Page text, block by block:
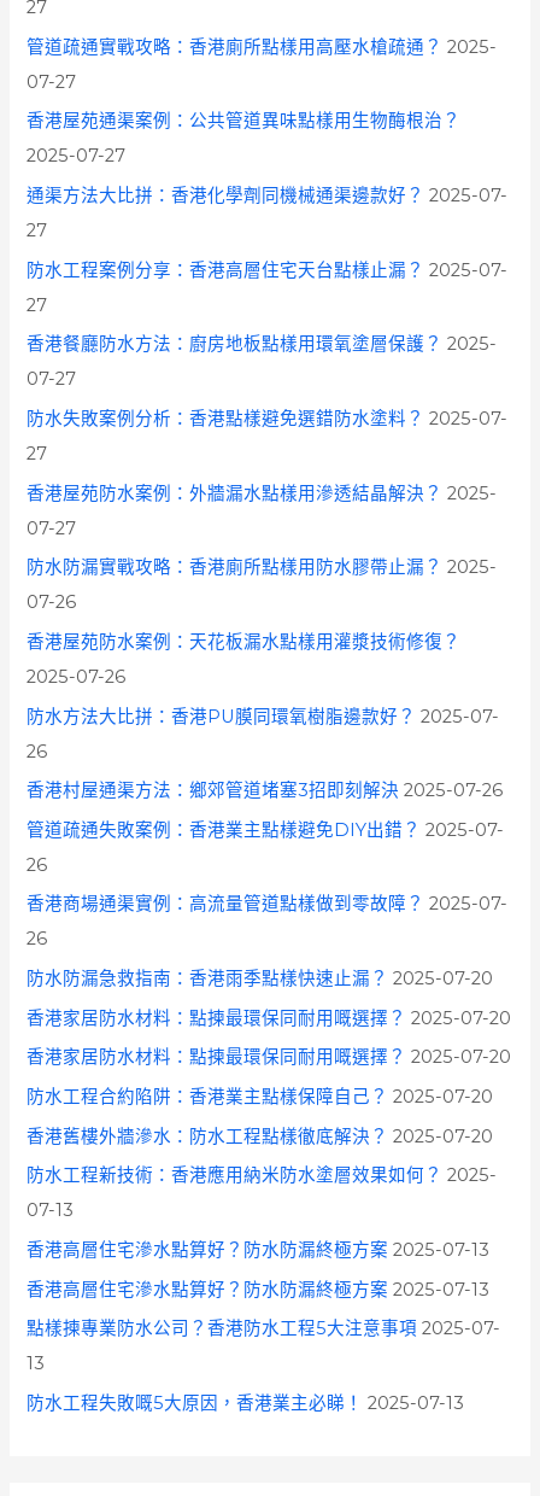
27
管道疏通實戰攻略：香港廁所點樣用高壓水槍疏通？ 2025-
07-27
香港屋苑通渠案例：公共管道異味點樣用生物酶根治？
2025-07-27
通渠方法大比拼：香港化學劑同機械通渠邊款好？ 2025-07-
27
防水工程案例分享：香港高層住宅天台點樣止漏？ 2025-07-
27
香港餐廳防水方法：廚房地板點樣用環氧塗層保護？ 2025-
07-27
防水失敗案例分析：香港點樣避免選錯防水塗料？ 2025-07-
27
香港屋苑防水案例：外牆漏水點樣用滲透結晶解決？ 2025-
07-27
防水防漏實戰攻略：香港廁所點樣用防水膠帶止漏？ 2025-
07-26
香港屋苑防水案例：天花板漏水點樣用灌漿技術修復？
2025-07-26
防水方法大比拼：香港PU膜同環氧樹脂邊款好？ 2025-07-
26
香港村屋通渠方法：鄉郊管道堵塞3招即刻解決 2025-07-26
管道疏通失敗案例：香港業主點樣避免DIY出錯？ 2025-07-
26
香港商場通渠實例：高流量管道點樣做到零故障？ 2025-07-
26
防水防漏急救指南：香港雨季點樣快速止漏？ 2025-07-20
香港家居防水材料：點揀最環保同耐用嘅選擇？ 2025-07-20
香港家居防水材料：點揀最環保同耐用嘅選擇？ 2025-07-20
防水工程合約陷阱：香港業主點樣保障自己？ 2025-07-20
香港舊樓外牆滲水：防水工程點樣徹底解決？ 2025-07-20
防水工程新技術：香港應用納米防水塗層效果如何？ 2025-
07-13
香港高層住宅滲水點算好？防水防漏終極方案 2025-07-13
香港高層住宅滲水點算好？防水防漏終極方案 2025-07-13
點樣揀專業防水公司？香港防水工程5大注意事項 2025-07-
13
防水工程失敗嘅5大原因，香港業主必睇！
2025-07-13